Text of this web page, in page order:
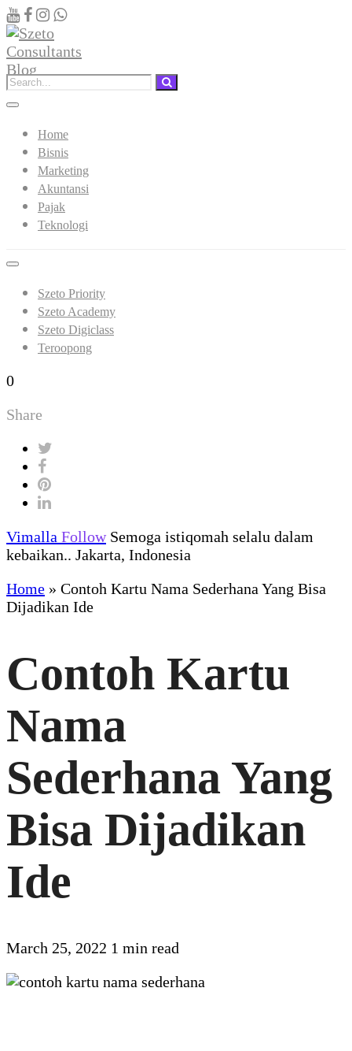
Home
Bisnis
Marketing
Akuntansi
Pajak
Teknologi
Szeto Priority
Szeto Academy
Szeto Digiclass
Teroopong
0
Share
Vimalla Follow Semoga istiqomah selalu dalam
kebaikan.. Jakarta, Indonesia
Home » Contoh Kartu Nama Sederhana Yang Bisa
Dijadikan Ide
Contoh Kartu
Nama
Sederhana Yang
Bisa Dijadikan
Ide
March 25, 2022 1 min read